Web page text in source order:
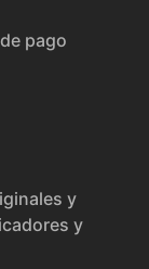
pago
y
y